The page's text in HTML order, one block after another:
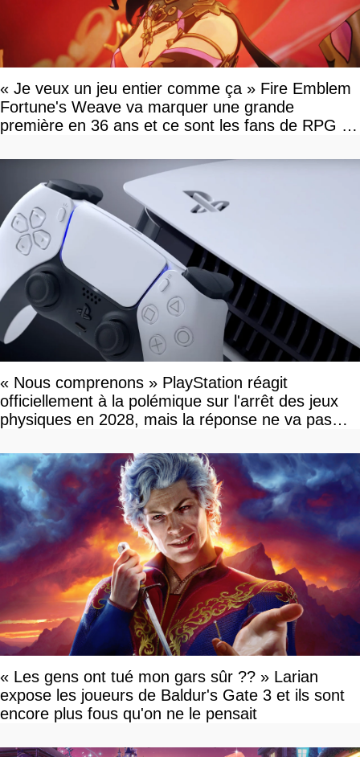
« Je veux un jeu entier comme ça » Fire Emblem
Fortune's Weave va marquer une grande
première en 36 ans et ce sont les fans de RPG en
« Nous comprenons » PlayStation réagit
officiellement à la polémique sur l'arrêt des jeux
physiques en 2028, mais la réponse ne va pas
« Les gens ont tué mon gars sûr ?? » Larian
expose les joueurs de Baldur's Gate 3 et ils sont
encore plus fous qu'on ne le pensait